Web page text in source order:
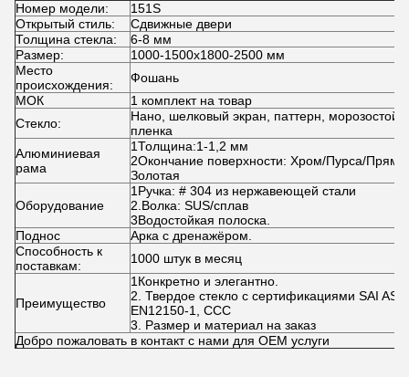
Номер модели:
151S
Открытый стиль:
Сдвижные двери
Толщина стекла:
6-8 мм
Размер:
1000-1500x1800-2500 мм
Место
происхождения:
Фошань
МОК
1 комплект на товар
Стекло:
Нано, шелковый экран, паттерн,
пленка
Алюминиевая
рама
1Толщина:1-1,2 мм
2Окончание поверхности: Хром/Пурса/
Золотая
Оборудование
1Ручка: # 304 из нержавеющей стали
2.Волка: SUS/сплав
3Водостойкая полоска.
Поднос
Арка с дренажёром.
Способность к
поставкам:
1000 штук в месяц
Преимущество
1Конкретно и элегантно.
2. Твердое стекло с сертификациями SAI AS/
EN12150-1, CCC
3. Размер и материал на заказ
Добро пожаловать в контакт с нами для OEM услуги